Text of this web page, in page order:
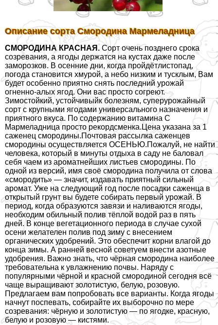
Описание сорта Смородина Мармеладница
СМОРОДИНА КРАСНАЯ. Сорт очень позднего срока
созревания, а ягоды держатся на кустах даже после
заморозков. В осенние дни, когда пройдётлистопад,
погода становится хмурой, а небо низким и тусклым, Вам
будет особенно приятно снять последний урожай
огненно-алых ягод. Они вас просто согреют.
Зимостойкий, устойчивыйк болезням, суперурожайный
сорт с крупными ягодами универсального назначения и
приятного вкуса. По содержанию витамина С
Мармеладница просто рекордсменка.Цена указана за 1
саженец смородины.Почтовая рассылка саженцев
смородины осуществляется ОСЕНЬЮ.Пожалуй, не найти
человека, который в минуты отдыха в саду не баловал
себя чаем из ароматнейших листьев смородины. По
одной из версий, имя своё смородина получила от слова
«смородить» — значит, издавать приятный сильный
аромат. Уже на следующий год после посадки саженца в
открытый грунт вы будете собирать первый урожай. В
период, когда образуются завязи и наливаются ягоды,
необходим обильный полив тёплой водой раз в пять
дней. В конце вегетационного периода в случае сухой
осени желателен полив под зиму с внесением
органических удобрений. Это обеспечит корни влагой до
конца зимы. А ранней весной советуем внести азотные
удобрения. Важно знать, что чёрная смородина наиболее
требовательна к увлажнению почвы. Наряду с
популярными чёрной и красной смородиной сегодня всё
чаще выращивают золотистую, белую, розовую.
Предлагаем вам попробовать все варианты. Когда ягоды
начнут поспевать, собирайте их выборочно по мере
созревания: чёрную и золотистую — по ягодке, красную,
белую и розовую — кистями.